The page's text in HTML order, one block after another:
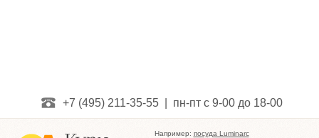
+7 (495) 211-35-55 | пн-пт с 9-00 до 18-00
Например: посуда Luminarc